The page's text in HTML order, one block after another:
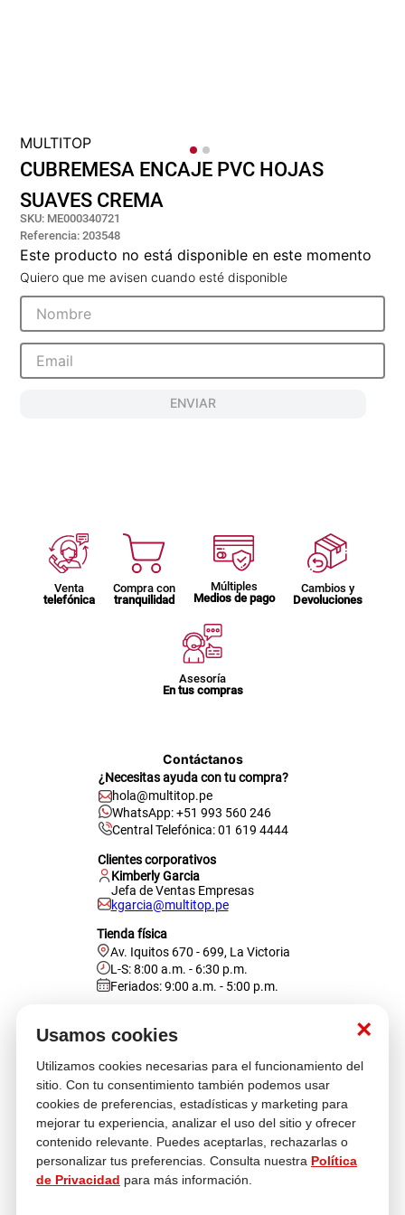
×
Usamos cookies
Utilizamos cookies necesarias para el funcionamiento del
sitio. Con tu consentimiento también podemos usar
cookies de preferencias, estadísticas y marketing para
mejorar tu experiencia, analizar el uso del sitio y ofrecer
contenido relevante. Puedes aceptarlas, rechazarlas o
personalizar tus preferencias. Consulta nuestra Política
de Privacidad para más información.
MULTITOP
CUBREMESA ENCAJE PVC HOJAS
SUAVES CREMA
SKU: ME000340721
Referencia:203548
Este producto no está disponible en este momento
Quiero que me avisen cuando esté disponible
ENVIAR
Venta
telefónica
Compra con
tranquilidad
Múltiples
Medios de pago
Cambios y
Devoluciones
Asesoría
En tus compras
Contáctanos
¿Necesitas ayuda con tu compra?
hola@multitop.pe
WhatsApp: +51 993 560 246
Central Telefónica: 01 619 4444
Clientes corporativos
Kimberly Garcia
Jefa de Ventas Empresas
kgarcia@multitop.pe
Tienda física
Av. Iquitos 670 - 699, La Victoria
L-S: 8:00 a.m. - 6:30 p.m.
Feriados: 9:00 a.m. - 5:00 p.m.
Atención al cliente
Descubre más